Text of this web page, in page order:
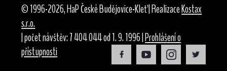
© 1996-2026, HaP České Budějovice-Kleť | RealizaceKostax
s.r.o.
| počet návštěv: 7 404 044 od 1. 9. 1996 |Prohlášení o
přístupnosti